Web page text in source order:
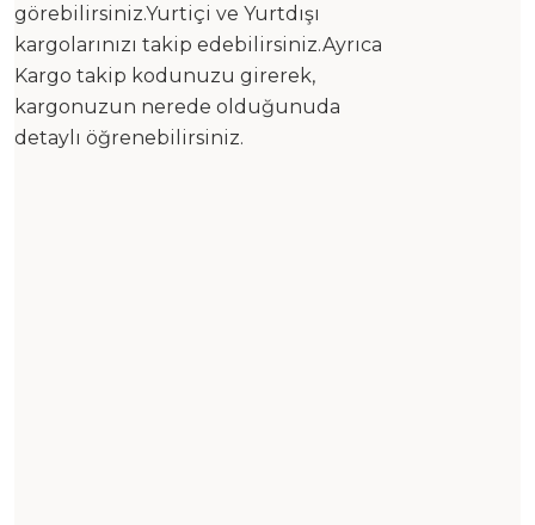
görebilirsiniz.Yurtiçi ve Yurtdışı
kargolarınızı takip edebilirsiniz.Ayrıca
Kargo takip kodunuzu girerek,
kargonuzun nerede olduğunuda
detaylı öğrenebilirsiniz.